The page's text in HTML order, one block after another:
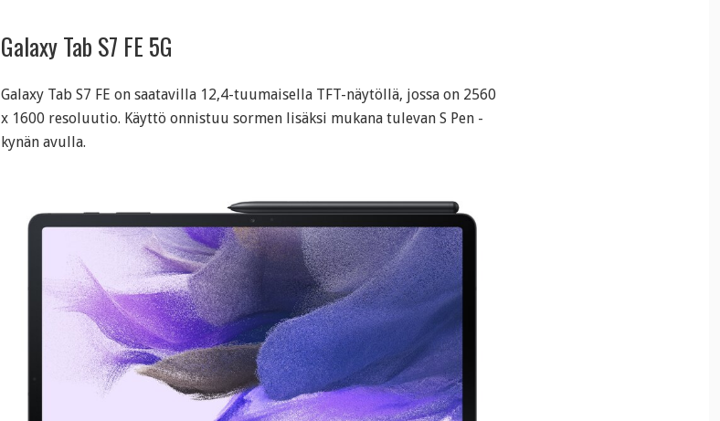
Galaxy Tab S7 FE 5G
Galaxy Tab S7 FE on saatavilla 12,4-tuumaisella TFT-näytöllä, jossa on 2560
x 1600 resoluutio. Käyttö onnistuu sormen lisäksi mukana tulevan S Pen -
kynän avulla.